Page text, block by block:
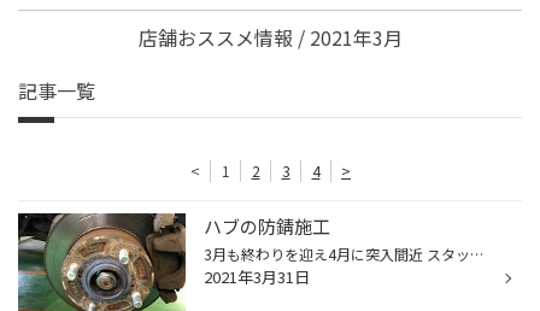
店舗おススメ情報 / 2021年3月
記事一覧
< 1 2 3 4 >
ハブの防錆施工
3月も終わりを迎え4月に突入間近 スタッドレスからの履き替えのシーズン真っ最中です このような時くらいしかタイヤって車から外さないですよね？ 作業を行ってるときにタイヤを外して気になるのがハブのサビです こんな感じにタイヤホイール外したらサビサビが;つД｀) こちらを磨いて上げ溶剤を塗...
2021年3月31日